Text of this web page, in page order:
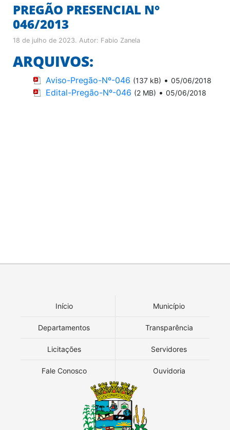
PREGÃO PRESENCIAL N°
046/2013
18 de julho de 2023. Autor: Fabio Zanela
ARQUIVOS:
Aviso-Pregão-Nº-046 (137 kB) • 05/06/2018
Edital-Pregão-Nº-046 (2 MB) • 05/06/2018
Início Município
Departamentos Transparência
Licitações Servidores
Fale Conosco Ouvidoria